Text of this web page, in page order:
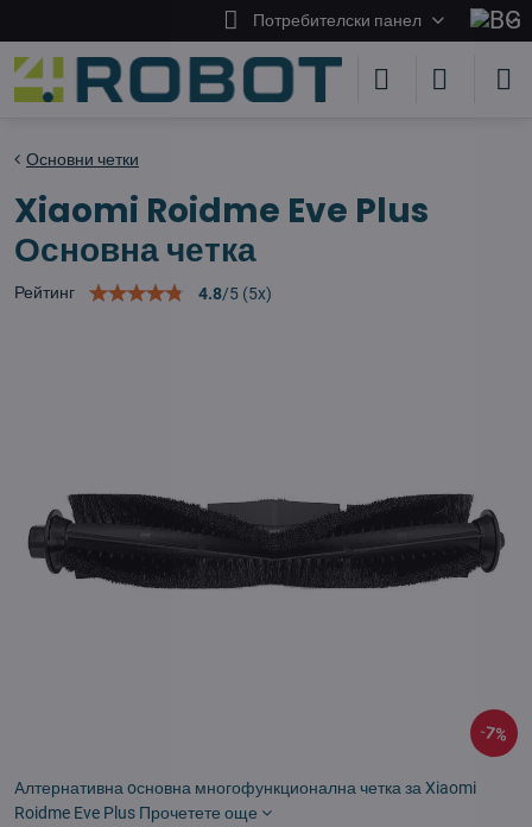
Потребителски панел
7%
Основни четки
Xiaomi Roidme Eve Plus
Основна четка
Рейтинг 4.8/5 (5x)
Aлтернативна oсновна многофункционална четка за Xiaomi
Roidme Eve Plus Прочетете още